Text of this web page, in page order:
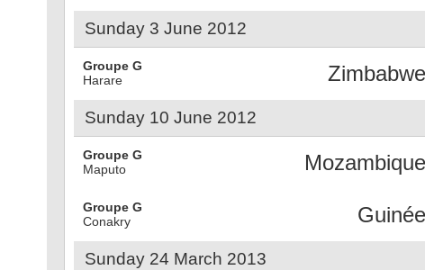
Sunday 3 June 2012
Groupe G
Harare Zimbabwe
Sunday 10 June 2012
Groupe G
Maputo Mozambique
Groupe G
Conakry Guinée
Sunday 24 March 2013